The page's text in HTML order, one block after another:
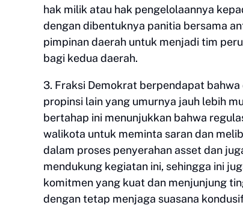
hak milik atau hak pengelolaannya
dengan dibentuknya panitia bersama
pimpinan daerah untuk menjadi tim
bagi kedua daerah.
3. Fraksi Demokrat berpendapat
propinsi lain yang umurnya jauh lebih
bertahap ini menunjukkan bahwa
walikota untuk meminta saran dan
dalam proses penyerahan asset dan
mendukung kegiatan ini, sehingga ini
komitmen yang kuat dan menjunjung
dengan tetap menjaga suasana